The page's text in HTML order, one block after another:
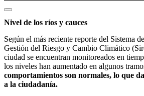
Nivel de los ríos y cauces
Según el más reciente reporte del Sistema
Gestión del Riesgo y Cambio Climático
ciudad se encuentran monitoreados en
los niveles han aumentado en algunos
comportamientos son normales, lo que
a la ciudadanía.